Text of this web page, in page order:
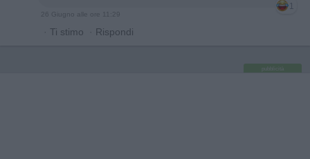
1
26 Giugno alle ore 11:29
· Ti stimo · Rispondi
pubblicità